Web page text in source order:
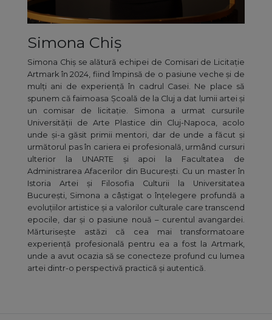
Simona Chiș
Simona Chiș se alătură echipei de Comisari de Licitație
Artmark în 2024, fiind împinsă de o pasiune veche și de
mulți ani de experiență în cadrul Casei. Ne place să
spunem că faimoasa Școală de la Cluj a dat lumii artei și
un comisar de licitație. Simona a urmat cursurile
Universității de Arte Plastice din Cluj-Napoca, acolo
unde și-a găsit primii mentori, dar de unde a făcut și
următorul pas în cariera ei profesională, urmând cursuri
ulterior la UNARTE și apoi la Facultatea de
Administrarea Afacerilor din București. Cu un master în
Istoria Artei și Filosofia Culturii la Universitatea
București, Simona a câștigat o înțelegere profundă a
evoluțiilor artistice și a valorilor culturale care transcend
epocile, dar și o pasiune nouă – curentul avangardei.
Mărturisește astăzi că cea mai transformatoare
experiență profesională pentru ea a fost la Artmark,
unde a avut ocazia să se conecteze profund cu lumea
artei dintr-o perspectivă practică și autentică.